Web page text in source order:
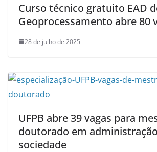
Curso técnico gratuito EAD
Geoprocessamento abre 80
28 de julho de 2025
UFPB abre 39 vagas para
doutorado em
sociedade